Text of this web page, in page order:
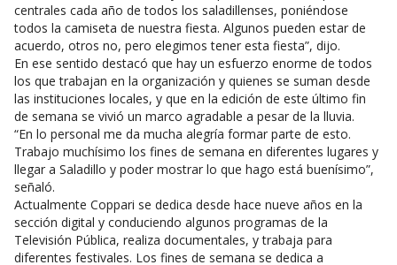
centrales cada año de todos los saladillenses, poniéndose
todos la camiseta de nuestra fiesta. Algunos pueden estar de
acuerdo, otros no, pero elegimos tener esta fiesta”, dijo.
En ese sentido destacó que hay un esfuerzo enorme de todos
los que trabajan en la organización y quienes se suman desde
las instituciones locales, y que en la edición de este último fin
de semana se vivió un marco agradable a pesar de la lluvia.
“En lo personal me da mucha alegría formar parte de esto.
Trabajo muchísimo los fines de semana en diferentes lugares y
llegar a Saladillo y poder mostrar lo que hago está buenísimo”,
señaló.
Actualmente Coppari se dedica desde hace nueve años en la
sección digital y conduciendo algunos programas de la
Televisión Pública, realiza documentales, y trabaja para
diferentes festivales. Los fines de semana se dedica a